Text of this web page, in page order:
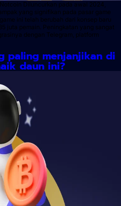
Diluncurkan pada awal 2024,
yang signifikan pada pasar game
ini telah berubah dari konsep baru
juta pemain. Peningkatan yang sangat
dengan Telegram, platform
paling menjanjikan di
daun ini?